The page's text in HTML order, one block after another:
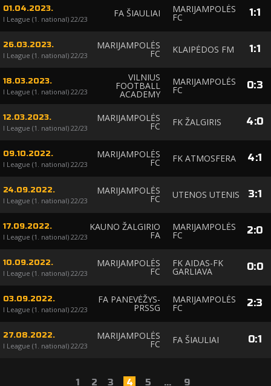
01.04.2023.
I League (1. national) 22/23
FA ŠIAULIAI MARIJAMPOLĖS
FC 1:1
26.03.2023.
I League (1. national) 22/23
MARIJAMPOLĖS
FC KLAIPĖDOS FM 1:1
18.03.2023.
I League (1. national) 22/23
VILNIUS
FOOTBALL
ACADEMY
MARIJAMPOLĖS
FC 0:3
12.03.2023.
I League (1. national) 22/23
MARIJAMPOLĖS
FC FK ŽALGIRIS 4:0
09.10.2022.
I League (1. national) 22/23
MARIJAMPOLĖS
FC FK ATMOSFERA 4:1
24.09.2022.
I League (1. national) 22/23
MARIJAMPOLĖS
FC UTENOS UTENIS 3:1
17.09.2022.
I League (1. national) 22/23
KAUNO ŽALGIRIO
FA
MARIJAMPOLĖS
FC 2:0
10.09.2022.
I League (1. national) 22/23
MARIJAMPOLĖS
FC
FK AIDAS-FK
GARLIAVA 0:0
03.09.2022.
I League (1. national) 22/23
FA PANEVĖŽYS-
PRSSG
MARIJAMPOLĖS
FC 2:3
27.08.2022.
I League (1. national) 22/23
MARIJAMPOLĖS
FC FA ŠIAULIAI 0:1
1 2 3 4 5 ... 9